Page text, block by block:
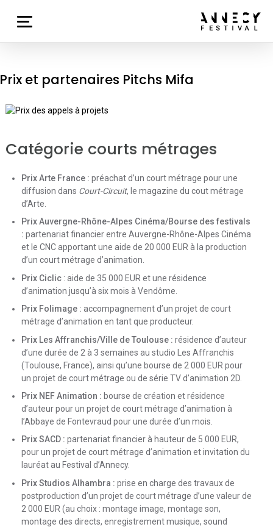
Prix et partenaires Pitchs Mifa
Catégorie courts métrages
Prix Arte France : préachat d’un court métrage pour une
diffusion dans Court-Circuit, le magazine du cout métrage
d’Arte.
Prix Auvergne-Rhône-Alpes Cinéma/Bourse des festivals
: partenariat financier entre Auvergne-Rhône-Alpes Cinéma
et le CNC apportant une aide de 20 000 EUR à la production
d’un court métrage d’animation.
Prix Ciclic: aide de 35 000 EUR et une résidence
d’animation jusqu’à six mois à Vendôme.
Prix Folimage : accompagnement d’un projet de court
métrage d’animation en tant que producteur.
Prix Les Affranchis/Ville de Toulouse : résidence d’auteur
d’une durée de 2 à 3 semaines au studio Les Affranchis
(Toulouse, France), ainsi qu’une bourse de 2 000 EUR pour
un projet de court métrage ou de série TV d’animation 2D.
Prix NEF Animation : bourse de création et résidence
d’auteur pour un projet de court métrage d’animation à
l’Abbaye de Fontevraud pour une durée d’un mois.
Prix SACD : partenariat financier à hauteur de 5 000 EUR,
pour un projet de court métrage d’animation et invitation du
lauréat au Festival d’Annecy.
Prix Studios Alhambra : prise en charge des travaux de
postproduction d’un projet de court métrage d’une valeur de
2 000 EUR (au choix : montage image, montage son,
montage des directs, enregistrement musique, sound